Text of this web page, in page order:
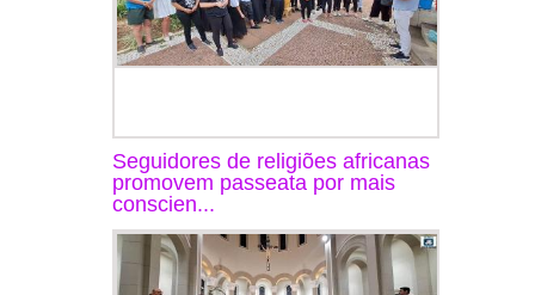
Seguidores de religiões africanas
promovem passeata por mais
conscien...